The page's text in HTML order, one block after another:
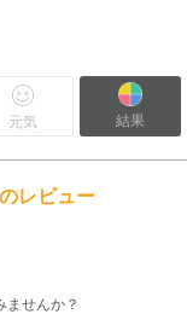
元気 結果
レビュー
ませんか？